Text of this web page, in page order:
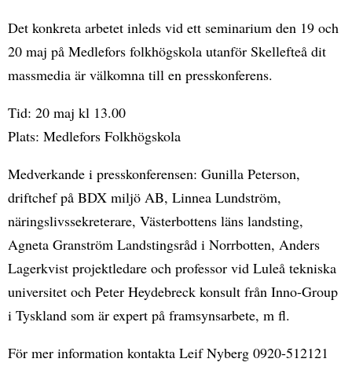
Det konkreta arbetet inleds vid ett seminarium den 19 och
20 maj på Medlefors folkhögskola utanför Skellefteå dit
massmedia är välkomna till en presskonferens.
Tid: 20 maj kl 13.00
Plats: Medlefors Folkhögskola
Medverkande i presskonferensen: Gunilla Peterson,
driftchef på BDX miljö AB, Linnea Lundström,
näringslivssekreterare, Västerbottens läns landsting,
Agneta Granström Landstingsråd i Norrbotten, Anders
Lagerkvist projektledare och professor vid Luleå tekniska
universitet och Peter Heydebreck konsult från Inno-Group
i Tyskland som är expert på framsynsarbete, m fl.
För mer information kontakta Leif Nyberg 0920-512121